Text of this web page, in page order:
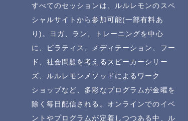
すべてのセッションは、ルルレモンのスペ
シャルサイトから参加可能(一部有料あ
り)。ヨガ、ラン、トレーニングを中心
に、ピラティス、メディテーション、フー
ド、社会問題を考えるスピーカーシリー
ズ、ルルレモンメソッドによるワーク
ショップなど、多彩なプログラムが金曜を
除く毎日配信される。オンラインでのイベ
ントやプログラムが定着しつつある中、ル